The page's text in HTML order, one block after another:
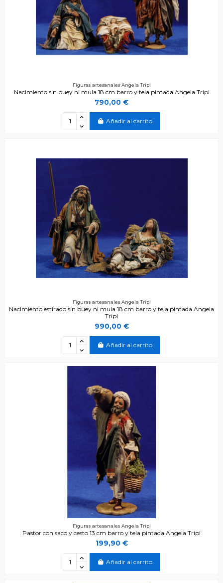
Figuras artesanales Angela Tripi
Nacimiento sin buey ni mula 18 cm barro y tela pintada Angela Tripi
790,00 €
Añadir al carrito
Figuras artesanales Angela Tripi
Nacimiento estirado sin buey ni mula 18 cm barro y tela pintada Angela
Tripi
990,00 €
Añadir al carrito
Figuras artesanales Angela Tripi
Pastor con saco y cesto 13 cm barro y tela pintada Angela Tripi
199,90 €
Añadir al carrito